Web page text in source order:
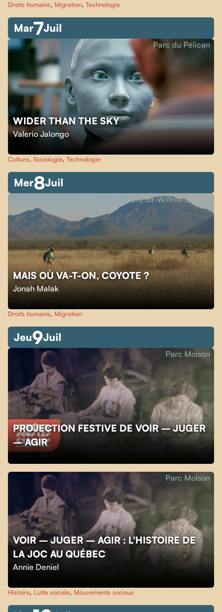
Droits humains, Migration, Technologie
Mar7Juil
WIDER THAN THE SKY
Valerio Jalongo
Parc du Pélican
Culture, Sociologie, Technologie
Mer8Juil
MAIS OÙ VA-T-ON, COYOTE ?
Jonah Malak
Parc Sir-Wilfrid-Laurier
Droits humains, Migration
Jeu9Juil
PROJECTION FESTIVE DE VOIR – JUGER
– AGIR
Parc Molson
VOIR – JUGER – AGIR : L'HISTOIRE DE
LA JOC AU QUÉBEC
Annie Deniel
Parc Molson
Histoire, Lutte sociale, Mouvements sociaux